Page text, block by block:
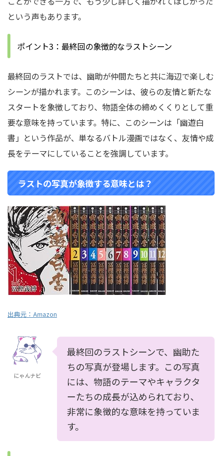
という声もあります。
ポイント3：最終回の象徴的なラストシーン
最終回のラストでは、幽助が仲間たちと共に海辺で楽しむ
シーンが描かれます。このシーンは、彼らの友情と新たな
スタートを象徴しており、物語全体の締めくくりとして重
要な意味を持っています。特に、このシーンは「幽遊白
書」という作品が、単なるバトル漫画ではなく、友情や成
長をテーマにしていることを強調しています。
ラストの写真が象徴する意味とは？
出典元： Amazon
にゃんナビ
最終回のラストシーンで、幽助た
ちの写真が登場します。この写真
には、物語のテーマやキャラクタ
ーたちの成長が込められており、
非常に象徴的な意味を持っていま
す。